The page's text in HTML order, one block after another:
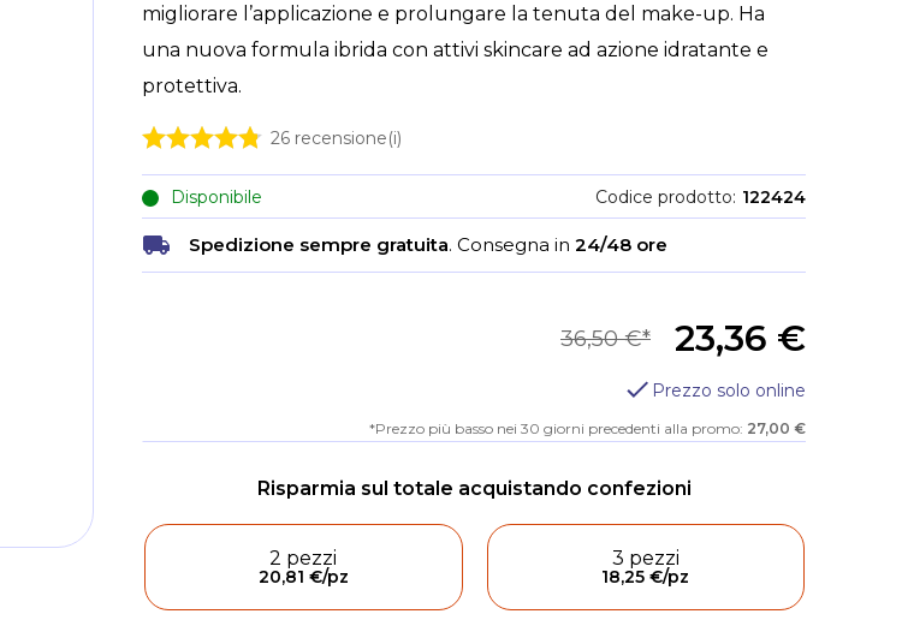
migliorare l’applicazione e prolungare la tenuta del make-up. Ha
una nuova formula ibrida con attivi skincare ad azione idratante e
protettiva.
26 recensione(i)
Disponibile Codice prodotto 122424
Spedizione sempre gratuita. Consegna in 24/48 ore
23,36 €
36,50 €
Prezzo solo online
Prezzo più basso nei 30 giorni precedenti alla promo: 27,00 €
2 pezzi
20,81 €/pz
3 pezzi
18,25 €/pz
images
gallery